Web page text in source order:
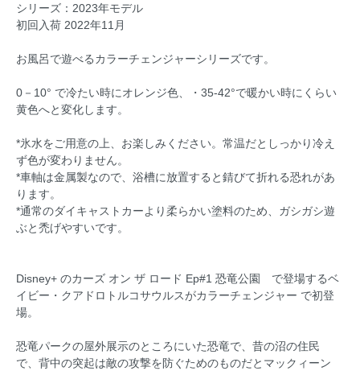
シリーズ：2023年モデル
初回入荷 2022年11月
お風呂で遊べるカラーチェンジャーシリーズです。
0－10° で冷たい時にオレンジ色、・35-42°で暖かい時にくらい
黄色へと変化します。
*氷水をご用意の上、お楽しみください。常温だとしっかり冷え
ず色が変わりません。
*車軸は金属製なので、浴槽に放置すると錆びて折れる恐れがあ
ります。
*通常のダイキャストカーより柔らかい塗料のため、ガシガシ遊
ぶと禿げやすいです。
Disney+ のカーズ オン ザ ロード Ep#1 恐竜公園 で登場するベ
イビー・クアドロトルコサウルスがカラーチェンジャー で初登
場。
恐竜パークの屋外展示のところにいた恐竜で、昔の沼の住民
で、背中の突起は敵の攻撃を防ぐためのものだとマックィーン